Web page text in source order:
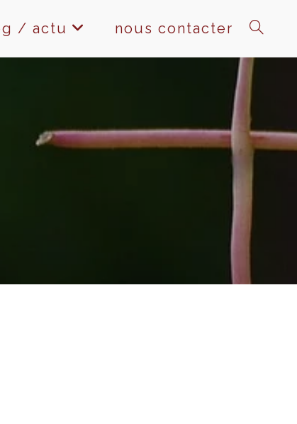
/ actu nous contacter toggle
search